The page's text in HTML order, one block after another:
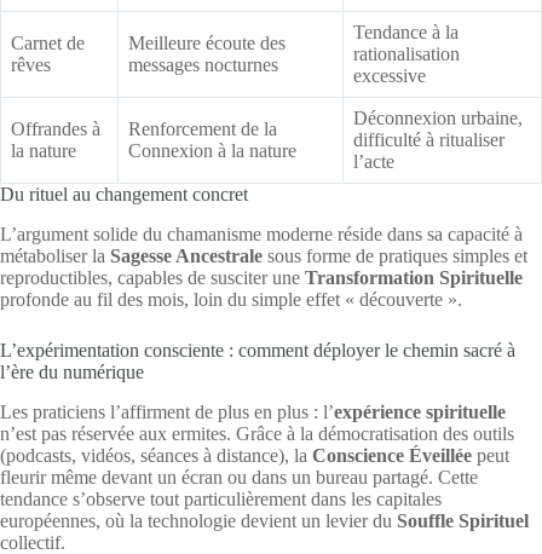
Carnet de
rêves
Meilleure écoute des
messages nocturnes
Tendance à la
rationalisation
excessive
Offrandes à
la nature
Renforcement de la
Connexion à la nature
Déconnexion urbaine,
difficulté à ritualiser
l’acte
Du rituel au changement concret
L’argument solide du chamanisme moderne réside dans sa capacité à
métaboliser la Sagesse Ancestrale sous forme de pratiques simples et
reproductibles, capables de susciter une Transformation Spirituelle
profonde au fil des mois, loin du simple effet « découverte ».
L’expérimentation consciente : comment déployer le chemin sacré à
l’ère du numérique
Les praticiens l’affirment de plus en plus : l’expérience spirituelle
n’est pas réservée aux ermites. Grâce à la démocratisation des outils
(podcasts, vidéos, séances à distance), la Conscience Éveillée peut
fleurir même devant un écran ou dans un bureau partagé. Cette
tendance s’observe tout particulièrement dans les capitales
européennes, où la technologie devient un levier du Souffle Spirituel
collectif.